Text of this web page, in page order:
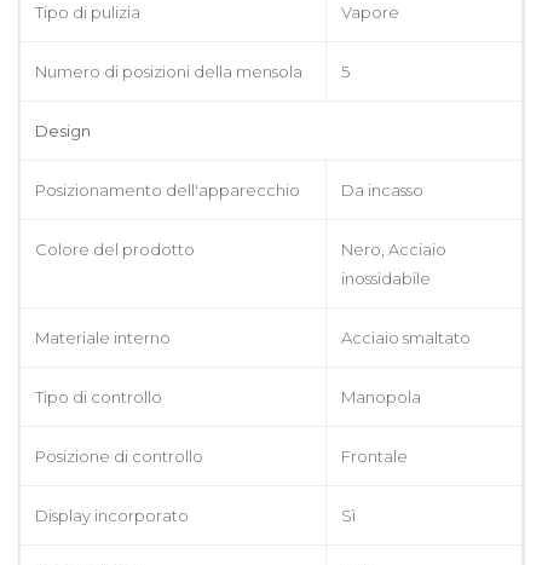
Tipo di pulizia Vapore
Numero di posizioni della mensola 5
Design
Posizionamento dell'apparecchio Da incasso
Colore del prodotto
Nero, Acciaio
inossidabile
Materiale interno Acciaio smaltato
Tipo di controllo Manopola
Posizione di controllo Frontale
Display incorporato Sì